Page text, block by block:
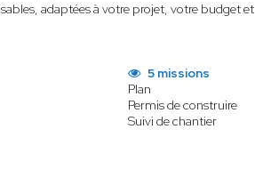
adaptées à votre projet, votre budget et
5 missions
Plan
Permis de construire
Suivi de chantier